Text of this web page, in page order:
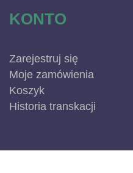
KONTO
Zarejestruj się
Moje zamówienia
Koszyk
Historia transkacji